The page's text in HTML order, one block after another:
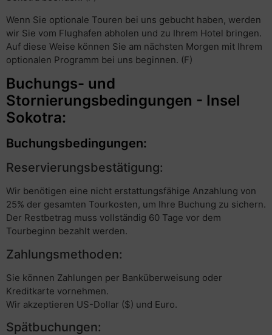
Wenn Sie optionale Touren bei uns gebucht haben, werden
wir Sie vom Flughafen abholen und zu Ihrem Hotel bringen.
Auf diese Weise können Sie am nächsten Morgen mit Ihrem
optionalen Programm bei uns beginnen. (F)
Buchungs- und
Stornierungsbedingungen - Insel
Sokotra:
Buchungsbedingungen:
Reservierungsbestätigung:
Wir benötigen eine nicht erstattungsfähige Anzahlung von
25% der gesamten Tourkosten, um Ihre Buchung zu sichern.
Der Restbetrag muss vollständig 60 Tage vor dem
Tourbeginn bezahlt werden.
Zahlungsmethoden:
Sie können Zahlungen per Banküberweisung oder
Kreditkarte vornehmen.
Wir akzeptieren US-Dollar ($) und Euro.
Spätbuchungen: